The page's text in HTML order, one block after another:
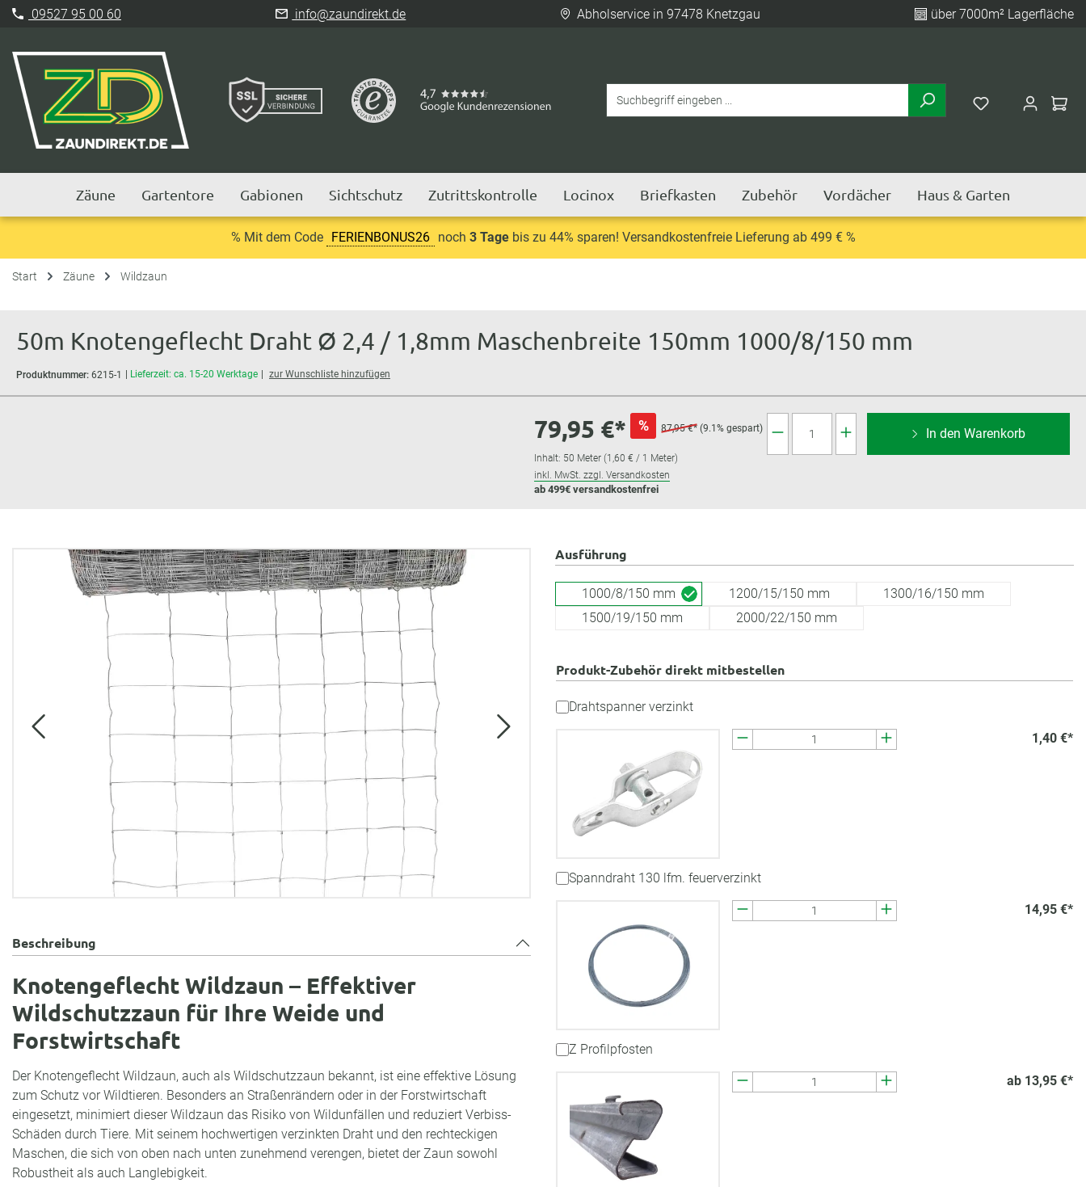
09527 95 00 60 info@zaundirekt.de Abholservice in 97478 Knetzgau über 7000m² Lagerfläche
Zäune Gartentore Gabionen Sichtschutz Zutrittskontrolle Locinox Briefkasten Zubehör Vordächer Haus & Garten
% Mit dem Code FERIENBONUS26 noch 3 Tagebis zu 44% sparen! Versandkostenfreie Lieferung ab 499 € %
Start Zäune Wildzaun
50m Knotengeflecht Draht Ø 2,4 / 1,8mm Maschenbreite 150mm 1000/8/150 mm
Produktnummer: 6215-1 Lieferzeit: ca. 15-20 Werktage zur Wunschliste hinzufügen
79,95 €* % 87,95 €* (9.1% gespart)
Inhalt: 50 Meter (1,60 € / 1 Meter)
inkl. MwSt. zzgl. Versandkosten
ab 499€ versandkostenfrei
In den Warenkorb
Bildergalerie überspringen
Beschreibung
Knotengeflecht Wildzaun – Effektiver
Wildschutzzaun für Ihre Weide und
Forstwirtschaft
Der Knotengeflecht Wildzaun, auch als Wildschutzzaun bekannt, ist eine effektive Lösung
zum Schutz vor Wildtieren. Besonders an Straßenrändern oder in der Forstwirtschaft
eingesetzt, minimiert dieser Wildzaun das Risiko von Wildunfällen und reduziert Verbiss-
Schäden durch Tiere. Mit seinem hochwertigen verzinkten Draht und den rechteckigen
Maschen, die sich von oben nach unten zunehmend verengen, bietet der Zaun sowohl
Robustheit als auch Langlebigkeit.
Ausführung
1000/8/150 mm 1200/15/150 mm
1300/16/150 mm
1500/19/150 mm
2000/22/150 mm
Produkt-Zubehör direkt mitbestellen
Drahtspanner verzinkt
1,40 €*
Spanndraht 130 lfm. feuerverzinkt
14,95 €*
Z Profilpfosten
ab 13,95 €*